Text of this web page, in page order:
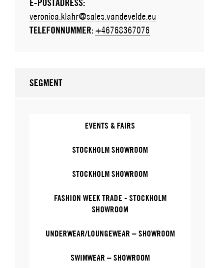
E-POSTADRESS:
veronica.klahr@sales.vandevelde.eu
TELEFONNUMMER:+46768367076
SEGMENT
EVENTS & FAIRS
STOCKHOLM SHOWROOM
STOCKHOLM SHOWROOM
FASHION WEEK TRADE - STOCKHOLM
SHOWROOM
UNDERWEAR/LOUNGEWEAR – SHOWROOM
SWIMWEAR – SHOWROOM